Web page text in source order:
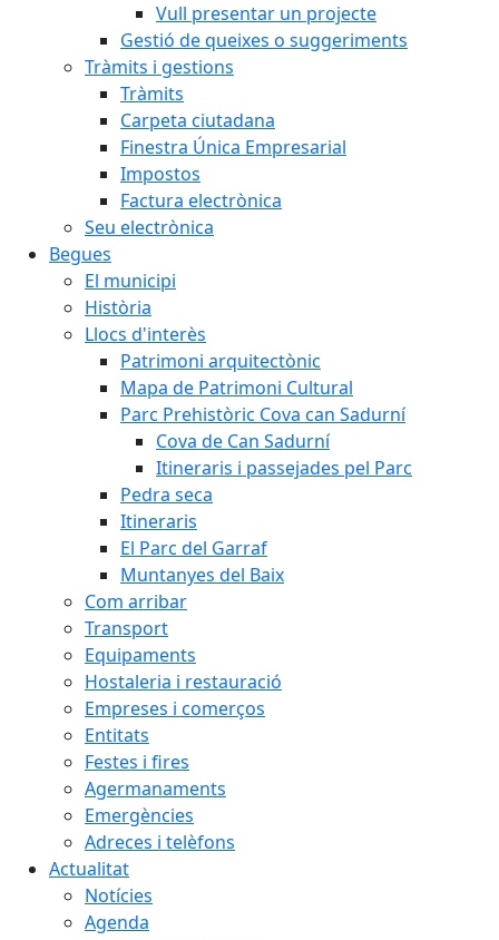
Vull presentar un projecte
Gestió de queixes o suggeriments
Tràmits i gestions
Tràmits
Carpeta ciutadana
Finestra Única Empresarial
Impostos
Factura electrònica
Seu electrònica
Begues
El municipi
Història
Llocs d'interès
Patrimoni arquitectònic
Mapa de Patrimoni Cultural
Parc Prehistòric Cova can Sadurní
Cova de Can Sadurní
Itineraris i passejades pel Parc
Pedra seca
Itineraris
El Parc del Garraf
Muntanyes del Baix
Com arribar
Transport
Equipaments
Hostaleria i restauració
Empreses i comerços
Entitats
Festes i fires
Agermanaments
Emergències
Adreces i telèfons
Actualitat
Notícies
Agenda